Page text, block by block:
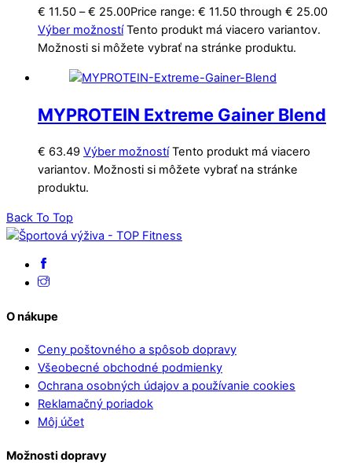
€ 11.50 – € 25.00Price range: € 11.50 through € 25.00
Výber možností Tento produkt má viacero variantov.
Možnosti si môžete vybrať na stránke produktu.
MYPROTEIN Extreme Gainer Blend
€ 63.49 Výber možností Tento produkt má viacero
variantov. Možnosti si môžete vybrať na stránke
produktu.
Back To Top
O nákupe
Ceny poštovného a spôsob dopravy
Všeobecné obchodné podmienky
Ochrana osobných údajov a používanie cookies
Reklamačný poriadok
Môj účet
Možnosti dopravy